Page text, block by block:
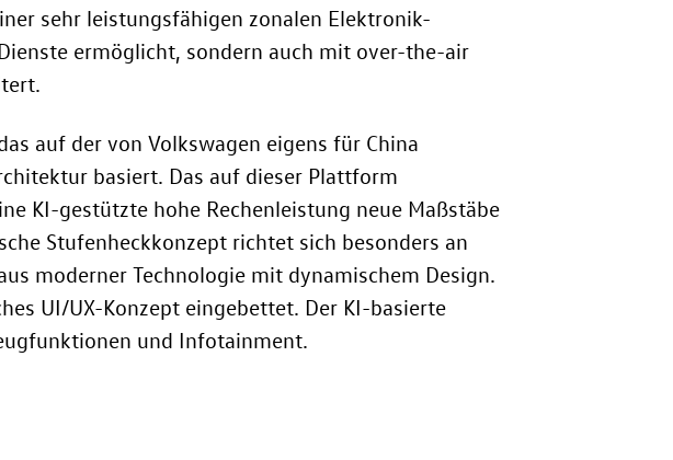
sehr leistungsfähigen zonalen Elektronik-
ermöglicht, sondern auch mit over-the-air
auf der von Volkswagen eigens für China
basiert. Das auf dieser Plattform
KI-gestützte hohe Rechenleistung neue Maßstäbe
Stufenheckkonzept richtet sich besonders an
moderner Technologie mit dynamischem Design.
UI/UX-Konzept eingebettet. Der KI-basierte
und Infotainment.